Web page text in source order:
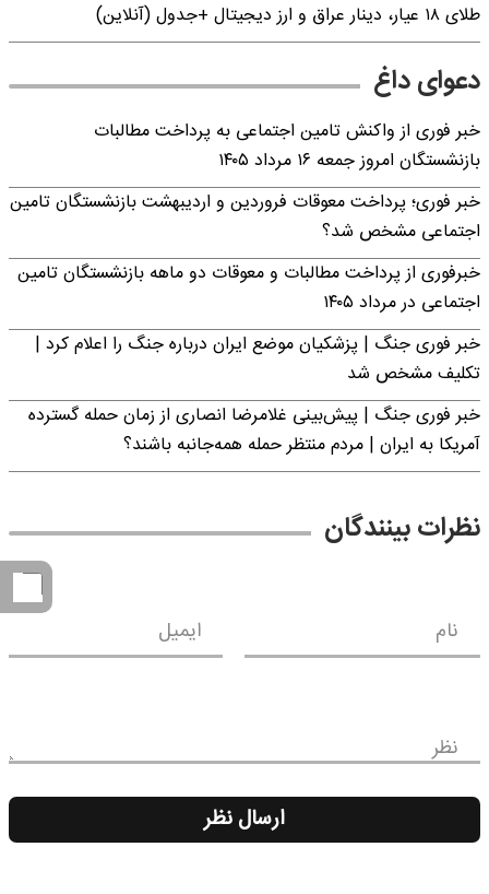
طلای ۱۸ عیار، دینار عراق و ارز دیجیتال +جدول (آنلاین)
دعوای داغ
خبر فوری از واکنش تامین اجتماعی به پرداخت مطالبات
بازنشستگان امروز جمعه ۱۶ مرداد ۱۴۰۵
خبر فوری؛ پرداخت معوقات فروردین و اردیبهشت بازنشستگان تامین
اجتماعی مشخص شد؟
خبرفوری از پرداخت مطالبات و معوقات دو ماهه بازنشستگان تامین
اجتماعی در مرداد ۱۴۰۵
خبر فوری جنگ | پزشکیان موضع ایران درباره جنگ را اعلام کرد |
تکلیف مشخص شد
خبر فوری جنگ | پیش‌بینی غلامرضا انصاری از زمان حمله گسترده
آمریکا به ایران | مردم منتظر حمله همه‌جانبه باشند؟
نظرات بینندگان
نام ایمیل
نظر
ارسال نظر